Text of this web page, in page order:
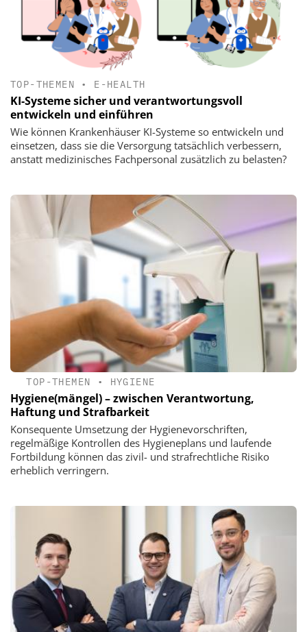
TOP-THEMEN • E-HEALTH
KI-Systeme sicher und verantwortungsvoll
entwickeln und einführen
Wie können Krankenhäuser KI-Systeme so entwickeln und
einsetzen, dass sie die Versorgung tatsächlich verbessern,
anstatt medizinisches Fachpersonal zusätzlich zu belasten?
TOP-THEMEN • HYGIENE
Hygiene(mängel) – zwischen Verantwortung,
Haftung und Strafbarkeit
Konsequente Umsetzung der Hygienevorschriften,
regelmäßige Kontrollen des Hygieneplans und laufende
Fortbildung können das zivil- und strafrechtliche Risiko
erheblich verringern.